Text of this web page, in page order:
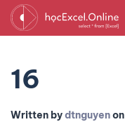
16
Written bydtnguyenon